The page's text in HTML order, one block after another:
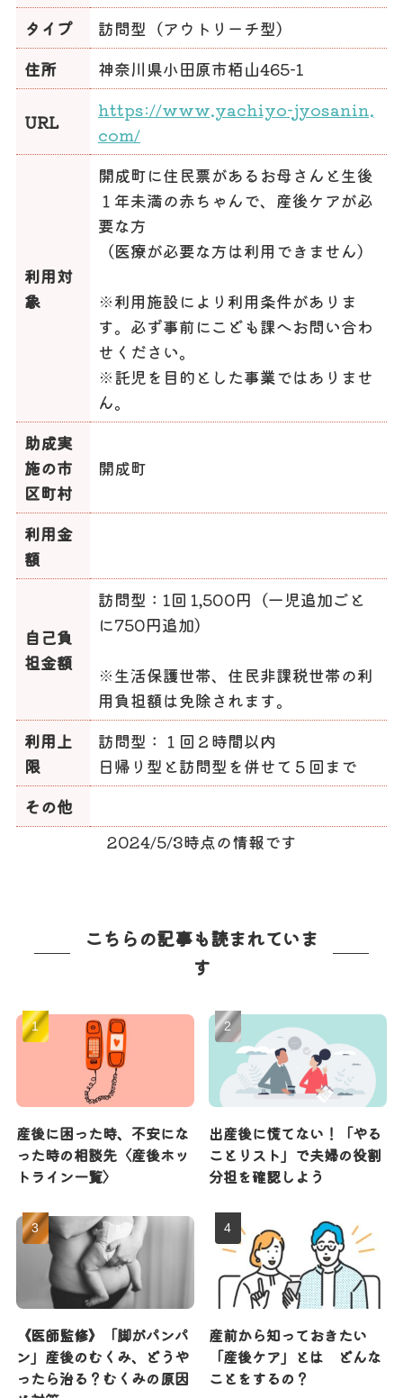
タイプ
訪問型（アウトリーチ型）
住所
神奈川県小田原市栢山465-1
URL
https://www.yachiyo-jyosanin.
com/
利用対
象
開成町に住民票があるお母さんと生後
１年未満の赤ちゃんで、産後ケアが必
要な方
（医療が必要な方は利用できません）
※利用施設により利用条件がありま
す。必ず事前にこども課へお問い合わ
せください。
※託児を目的とした事業ではありませ
ん。
助成実
施の市
区町村
開成町
利用金
額
自己負
担金額
訪問型：1回 1,500円（一児追加ごと
に750円追加）
※生活保護世帯、住民非課税世帯の利
用負担額は免除されます。
利用上
限
訪問型：１回２時間以内
日帰り型と訪問型を併せて５回まで
その他
2024/5/3時点の情報です
こちらの記事も読まれていま
す
産後に困った時、不安にな
った時の相談先〈産後ホッ
トライン一覧〉
出産後に慌てない！「やる
ことリスト」で夫婦の役割
分担を確認しよう
《医師監修》「脚がパンパ
ン」産後のむくみ、どうや
ったら治る？むくみの原因
産前から知っておきたい
「産後ケア」とは どんな
ことをするの？